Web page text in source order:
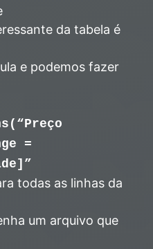
da tabela é
e podemos fazer
=
todas as linhas da
um arquivo que